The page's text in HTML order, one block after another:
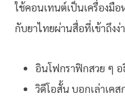
ใช้คอนเทนต์เป็นเครื่องมือ
กับยาไทยผ่านสื่อที่เข้าถึงง่
อินโฟกราฟิกสวย ๆ
วิดีโอสั้น บอกเล่าเคส